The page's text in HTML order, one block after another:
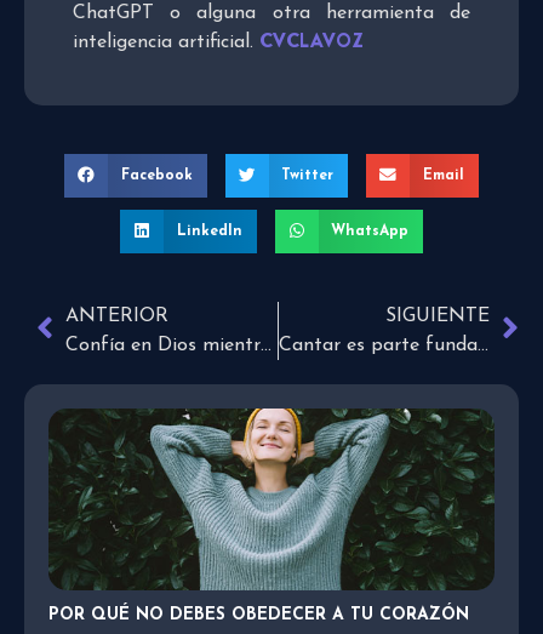
ChatGPT o alguna otra herramienta de
inteligencia artificial. CVCLAVOZ
Facebook Twitter Email
LinkedIn WhatsApp
ANTERIOR
Confía en Dios mientras pasas por el desierto
SIGUIENTE
Cantar es parte fundamental de adorar a Dios
POR QUÉ NO DEBES OBEDECER A TU CORAZÓN